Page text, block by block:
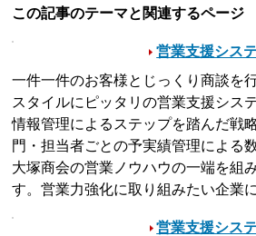
この記事のテーマと関連するページ
営業支援シス
一件一件のお客様とじっくり商談を
スタイルにピッタリの営業支援シス
情報管理によるステップを踏んだ戦
門・担当者ごとの予実績管理による
大塚商会の営業ノウハウの一端を組
す。営業力強化に取り組みたい企業
営業支援シス